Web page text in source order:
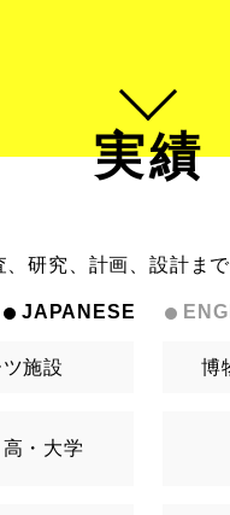
実績
研究、計画、設計ま
JAPANESE
施設 博
・大学